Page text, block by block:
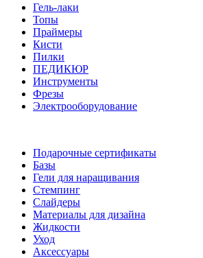
Гель-лаки
Топы
Праймеры
Кисти
Пилки
ПЕДИКЮР
Инструменты
Фрезы
Электрооборудование
Подарочные сертификаты
Базы
Гели для наращивания
Стемпинг
Слайдеры
Материалы для дизайна
Жидкости
Уход
Аксессуары